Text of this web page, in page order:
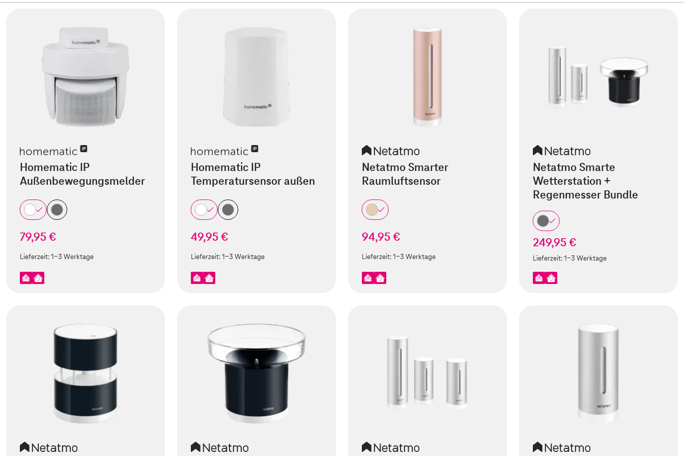
Homematic IP
Außenbewegungsmelder
79,95 €
Lieferzeit:1-3 Werktage
Homematic IP
Temperatursensor außen
49,95 €
Lieferzeit:1-3 Werktage
Netatmo Smarter
Raumluftsensor
94,95 €
Lieferzeit:1-3 Werktage
Netatmo Smarte
Wetterstation +
Regenmesser Bundle
249,95 €
Lieferzeit:1-3 Werktage